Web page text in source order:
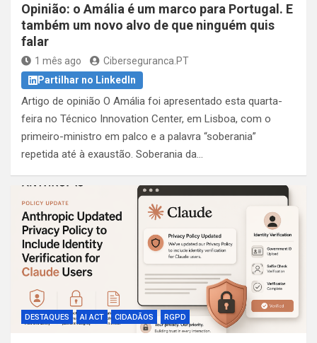
Opinião: o Amália é um marco para Portugal. E
também um novo alvo de que ninguém quis
falar
1 mês ago
Ciberseguranca.PT
Partilhar no LinkedIn
Artigo de opinião O Amália foi apresentado esta quarta-
feira no Técnico Innovation Center, em Lisboa, com o
primeiro-ministro em palco e a palavra “soberania”
repetida até à exaustão. Soberania da…
DESTAQUES AI ACT CIDADÃOS RGPD